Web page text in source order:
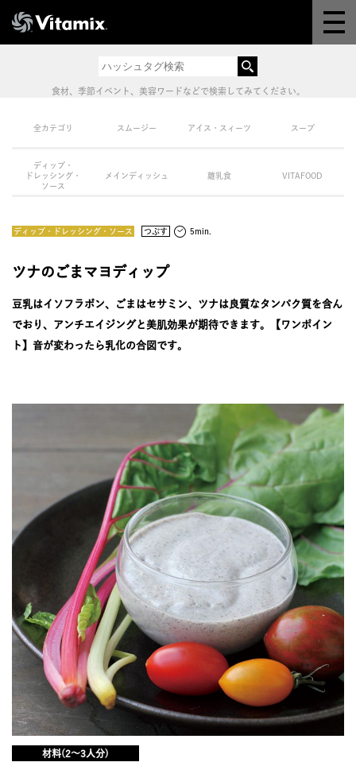
体験＆講座
8つの機能
オンラインストア
よくある質問
食材、季節イベント、美容ワードなどで検索してみてください。
全カテゴリ スムージー アイス・スィーツ スープ
ディップ・
ドレッシング・
ソース
メインディッシュ 離乳食 VITAFOOD
ディップ・ドレッシング・ソース つぶす 5min.
ツナのごまマヨディップ
豆乳はイソフラボン、ごまはセサミン、ツナは良質なタンパク質を含ん
でおり、アンチエイジングと美肌効果が期待できます。【ワンポイン
ト】音が変わったら乳化の合図です。
材料(2〜3人分)